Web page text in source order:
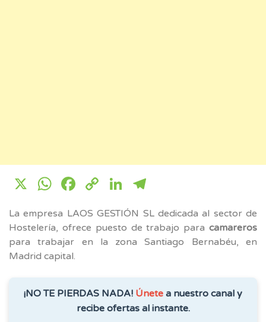
X WhatsApp
Facebook
Copy
Link
LinkedIn
La empresa LAOS GESTIÓN SL dedicada al sector de
Hostelería, ofrece puesto de trabajo para camareros
para trabajar en la zona Santiago Bernabéu, en
Madrid capital.
¡NO TE PIERDAS NADA! Únete a nuestro canal y
recibe ofertas al instante.